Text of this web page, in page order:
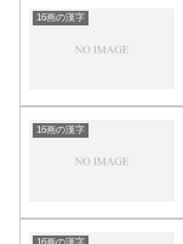
16画の漢字
16画の漢字